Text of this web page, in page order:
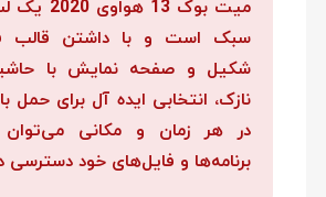
میت بوک 13
سبک است و با داشتن قالب
شکیل و صفحه نمایش با
نازک، انتخابی ایده آل برای
در هر زمان و مکانی می‌توان
برنامه‌ها و فایل‌های خود